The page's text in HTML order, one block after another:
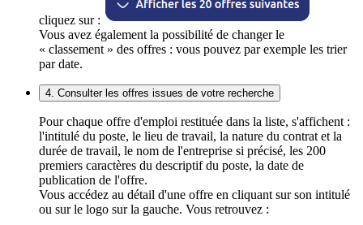
cliquez sur :
Vous avez également la possibilité de changer le
« classement » des offres : vous pouvez par exemple les trier
par date.
4. Consulter les offres issues de votre recherche
Pour chaque offre d'emploi restituée dans la liste, s'affichent :
l'intitulé du poste, le lieu de travail, la nature du contrat et la
durée de travail, le nom de l'entreprise si précisé, les 200
premiers caractères du descriptif du poste, la date de
publication de l'offre.
Vous accédez au détail d'une offre en cliquant sur son intitulé
ou sur le logo sur la gauche. Vous retrouvez :